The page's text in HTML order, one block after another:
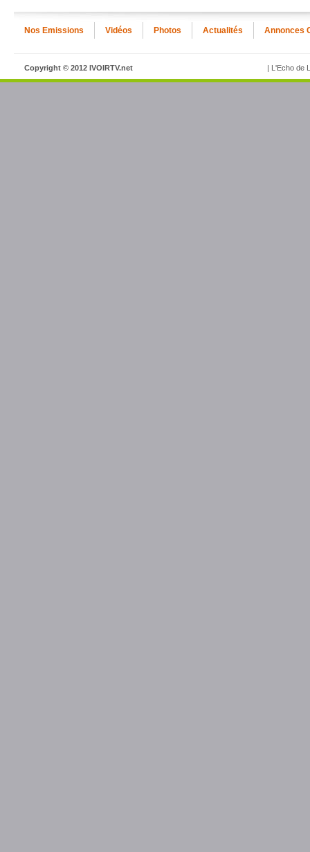
Nos Emissions Vidéos Photos Actualités Annonces
Copyright © 2012 IVOIRTV.net | L'Echo de